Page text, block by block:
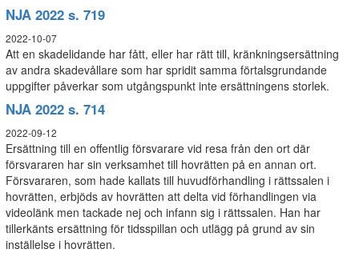
NJA 2022 s. 719
2022-10-07
Att en skadelidande har fått, eller har rätt till, kränkningsersättning
av andra skadevållare som har spridit samma förtalsgrundande
uppgifter påverkar som utgångspunkt inte ersättningens storlek.
NJA 2022 s. 714
2022-09-12
Ersättning till en offentlig försvarare vid resa från den ort där
försvararen har sin verksamhet till hovrätten på en annan ort.
Försvararen, som hade kallats till huvudförhandling i rättssalen i
hovrätten, erbjöds av hovrätten att delta vid förhandlingen via
videolänk men tackade nej och infann sig i rättssalen. Han har
tillerkänts ersättning för tidsspillan och utlägg på grund av sin
inställelse i hovrätten.